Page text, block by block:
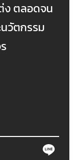
ง ตลอดจน
นวัตกรรม